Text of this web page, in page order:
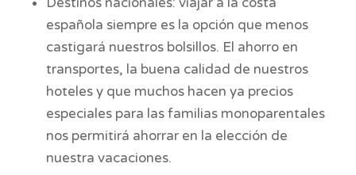
española siempre es la opción que menos
castigará nuestros bolsillos. El ahorro en
transportes, la buena calidad de nuestros
hoteles y que muchos hacen ya precios
especiales para las familias monoparentales
nos permitirá ahorrar en la elección de
nuestra vacaciones.